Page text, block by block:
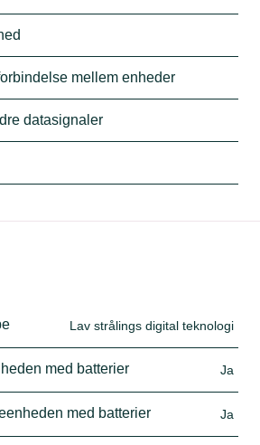
mellem enheder
datasignaler
Lav strålings digital teknologi
med batterier Ja
med batterier Ja